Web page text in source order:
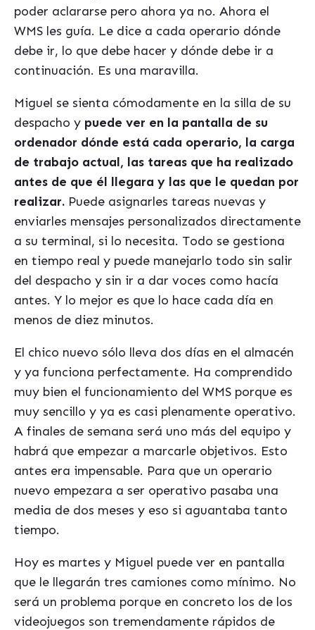
poder aclararse pero ahora ya no. Ahora el
WMS les guía. Le dice a cada operario dónde
debe ir, lo que debe hacer y dónde debe ir a
continuación. Es una maravilla.
Miguel se sienta cómodamente en la silla de su
despacho y puede ver en la pantalla de su
ordenador dónde está cada operario, la carga
de trabajo actual, las tareas que ha realizado
antes de que él llegara y las que le quedan por
realizar. Puede asignarles tareas nuevas y
enviarles mensajes personalizados directamente
a su terminal, si lo necesita. Todo se gestiona
en tiempo real y puede manejarlo todo sin salir
del despacho y sin ir a dar voces como hacía
antes. Y lo mejor es que lo hace cada día en
menos de diez minutos.
El chico nuevo sólo lleva dos días en el almacén
y ya funciona perfectamente. Ha comprendido
muy bien el funcionamiento del WMS porque es
muy sencillo y ya es casi plenamente operativo.
A finales de semana será uno más del equipo y
habrá que empezar a marcarle objetivos. Esto
antes era impensable. Para que un operario
nuevo empezara a ser operativo pasaba una
media de dos meses y eso si aguantaba tanto
tiempo.
Hoy es martes y Miguel puede ver en pantalla
que le llegarán tres camiones como mínimo. No
será un problema porque en concreto los de los
videojuegos son tremendamente rápidos de